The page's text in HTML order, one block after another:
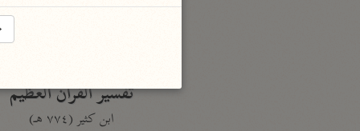
جامع البيان
تفسير القرآن العظيم
ابن كثير (٧٧٤ هـ)